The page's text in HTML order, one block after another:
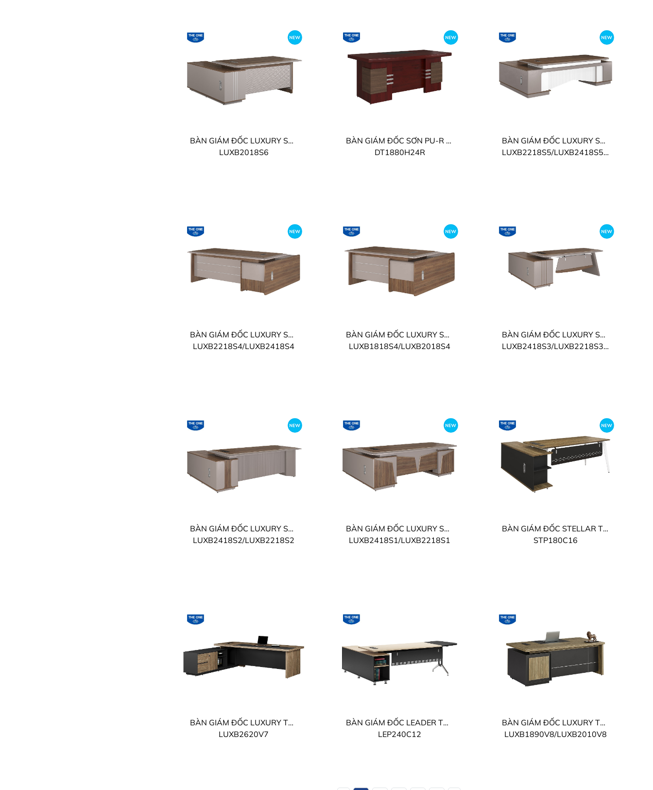
BÀN GIÁM ĐỐC LUXURY SUPREME THE ONE
LUXB2018S6
BÀN GIÁM ĐỐC SƠN PU-R THE ONE
DT1880H24R
BÀN GIÁM ĐỐC LUXURY SUPREME THE ONE
LUXB2218S5/LUXB2418S5/LUXB2618S5
BÀN GIÁM ĐỐC LUXURY SUPREME THE ONE
LUXB2218S4/LUXB2418S4
BÀN GIÁM ĐỐC LUXURY SUPREME THE ONE
LUXB1818S4/LUXB2018S4
BÀN GIÁM ĐỐC LUXURY SUPREME THE ONE
LUXB2418S3/LUXB2218S3/LUXB2018S3
BÀN GIÁM ĐỐC LUXURY SUPREME THE ONE
LUXB2418S2/LUXB2218S2
BÀN GIÁM ĐỐC LUXURY SUPREME THE ONE
LUXB2418S1/LUXB2218S1
BÀN GIÁM ĐỐC STELLAR THE ONE
STP180C16
BÀN GIÁM ĐỐC LUXURY THE ONE
LUXB2620V7
BÀN GIÁM ĐỐC LEADER THE ONE
LEP240C12
BÀN GIÁM ĐỐC LUXURY THE ONE
LUXB1890V8/LUXB2010V8